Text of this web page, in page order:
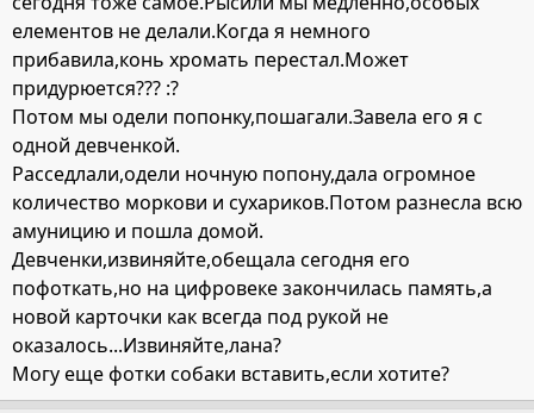
елементов не делали.Когда я немного
прибавила,конь хромать перестал.Может
придурюется??? :?
Потом мы одели попонку,пошагали.Завела его я с
одной девченкой.
Расседлали,одели ночную попону,дала огромное
количество моркови и сухариков.Потом разнесла всю
амуницию и пошла домой.
Девченки,извиняйте,обещала сегодня его
пофоткать,но на цифровеке закончилась память,а
новой карточки как всегда под рукой не
оказалось...Извиняйте,лана?
Могу еще фотки собаки вставить,если хотите?